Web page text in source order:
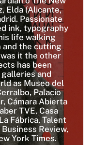
Elda (Alicante,
Passionate
ink, typography
life walking
and the cutting
it the other
has been
and
as Museo del
Palacio
Cámara Abierta
TVE, Casa
Fábrica, Talent
Review,
York Times.